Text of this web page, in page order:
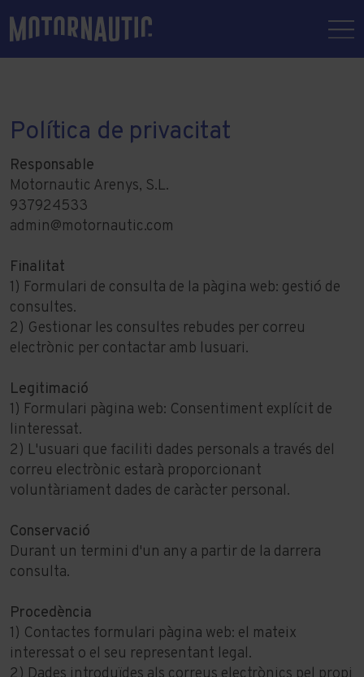
Política de privacitat
Responsable
Motornautic Arenys, S.L.
937924533
admin@motornautic.com
Finalitat
1) Formulari de consulta de la pàgina web: gestió de
consultes.
2) Gestionar les consultes rebudes per correu
electrònic per contactar amb lusuari.
Legitimació
1) Formulari pàgina web: Consentiment explícit de
linteressat.
2) L'usuari que faciliti dades personals a través del
correu electrònic estarà proporcionant
voluntàriament dades de caràcter personal.
Conservació
Durant un termini d'un any a partir de la darrera
consulta.
Procedència
1) Contactes formulari pàgina web: el mateix
interessat o el seu representant legal.